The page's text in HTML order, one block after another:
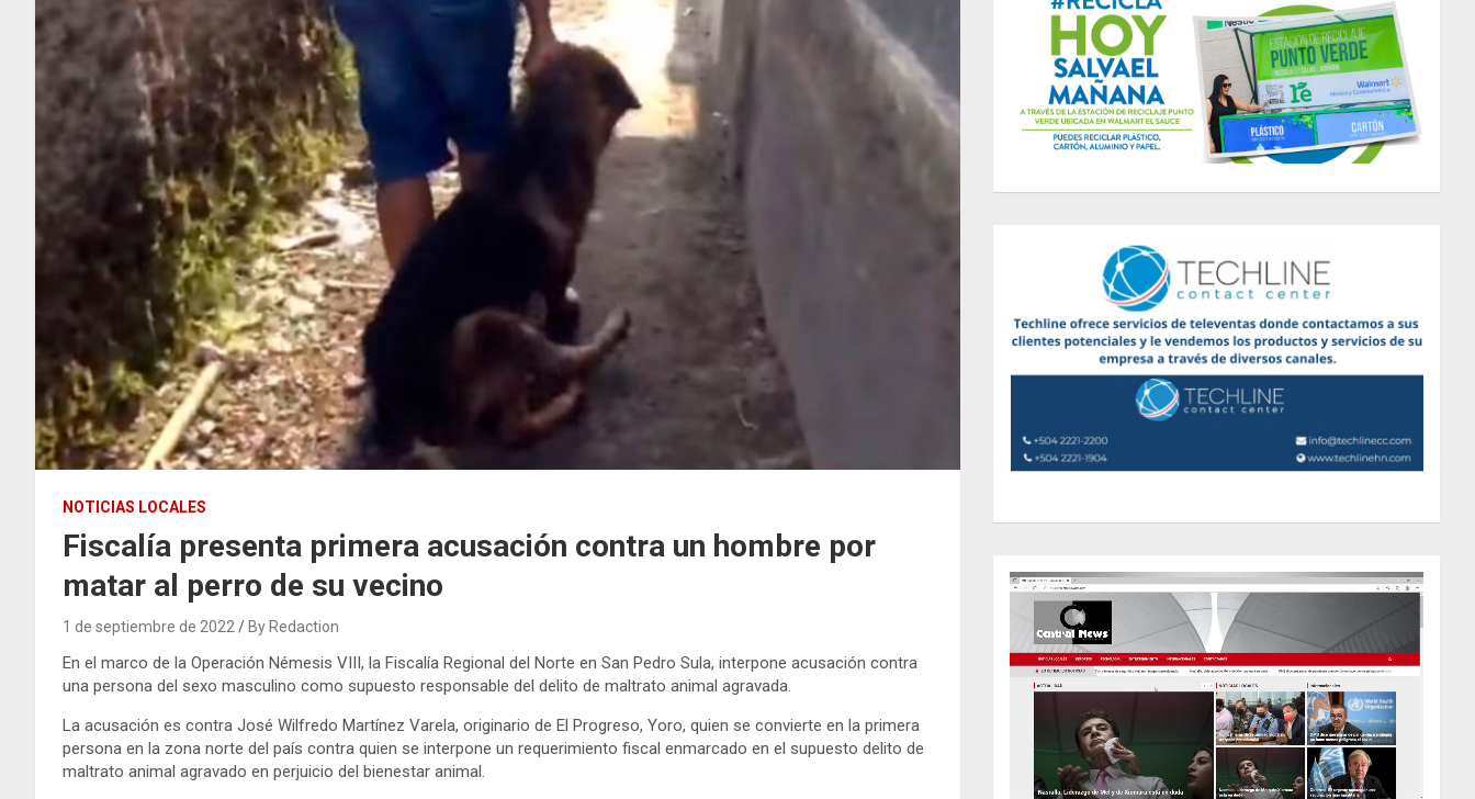
NOTICIAS LOCALES
Fiscalía presenta primera acusación contra un hombre por
matar al perro de su vecino
1 de septiembre de 2022 By Redaction
En el marco de la Operación Némesis VIII, la Fiscalía Regional del Norte en San Pedro Sula, interpone acusación contra
una persona del sexo masculino como supuesto responsable del delito de maltrato animal agravada.
La acusación es contra José Wilfredo Martínez Varela, originario de El Progreso, Yoro, quien se convierte en la primera
persona en la zona norte del país contra quien se interpone un requerimiento fiscal enmarcado en el supuesto delito de
maltrato animal agravado en perjuicio del bienestar animal.